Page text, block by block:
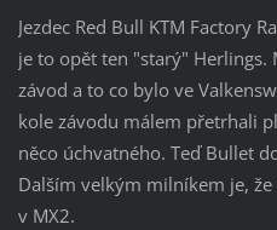
Jezdec Red Bull KTM Factory
je to opět ten "starý" Herlings.
závod a to co bylo ve
kole závodu málem přetrhali
něco úchvatného. Teď Bullet
Dalším velkým milníkem je,
v MX2.